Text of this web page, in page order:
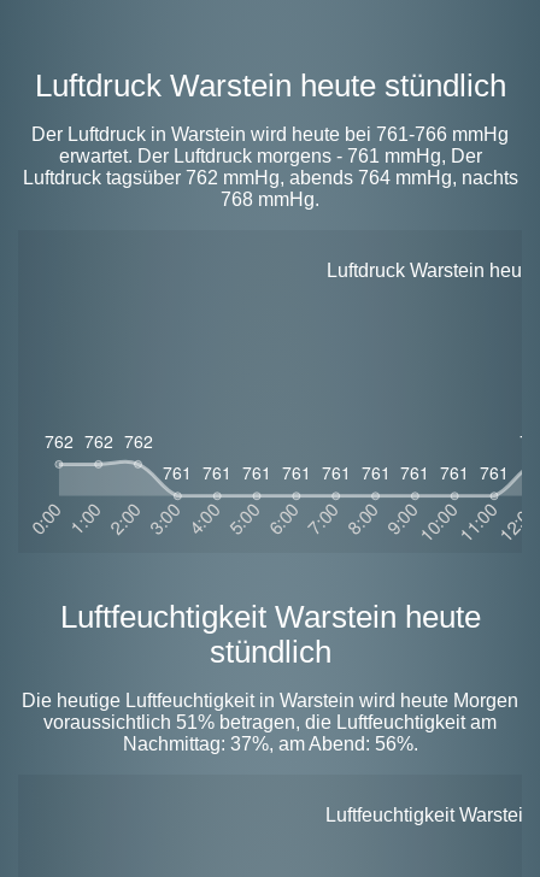
Luftdruck Warstein heute stündlich
Der Luftdruck in Warstein wird heute bei 761-766 mmHg
erwartet. Der Luftdruck morgens - 761 mmHg, Der
Luftdruck tagsüber 762 mmHg, abends 764 mmHg, nachts
768 mmHg.
Luftdruck Warstein
Luftfeuchtigkeit Warstein heute
stündlich
Die heutige Luftfeuchtigkeit in Warstein wird heute Morgen
voraussichtlich 51% betragen, die Luftfeuchtigkeit am
Nachmittag: 37%, am Abend: 56%.
Luftfeuchtigkeit